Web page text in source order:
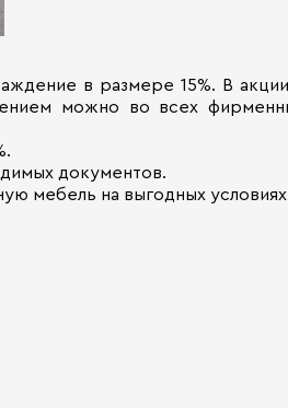
в размере 15%. В акции
можно во всех
документов.
мебель на выгодных